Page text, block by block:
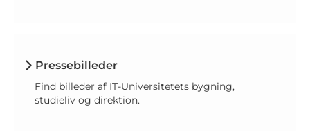
Pressebilleder
Find billeder af IT-Universitetets bygning,
studieliv og direktion.